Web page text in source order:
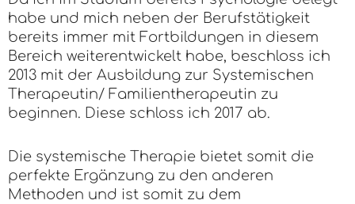
habe und mich neben der Berufstätigkeit
bereits immer mit Fortbildungen in diesem
Bereich weiterentwickelt habe, beschloss ich
2013 mit der Ausbildung zur Systemischen
Therapeutin/ Familientherapeutin zu
beginnen. Diese schloss ich 2017 ab.
Die systemische Therapie bietet somit die
perfekte Ergänzung zu den anderen
Methoden und ist somit zu dem